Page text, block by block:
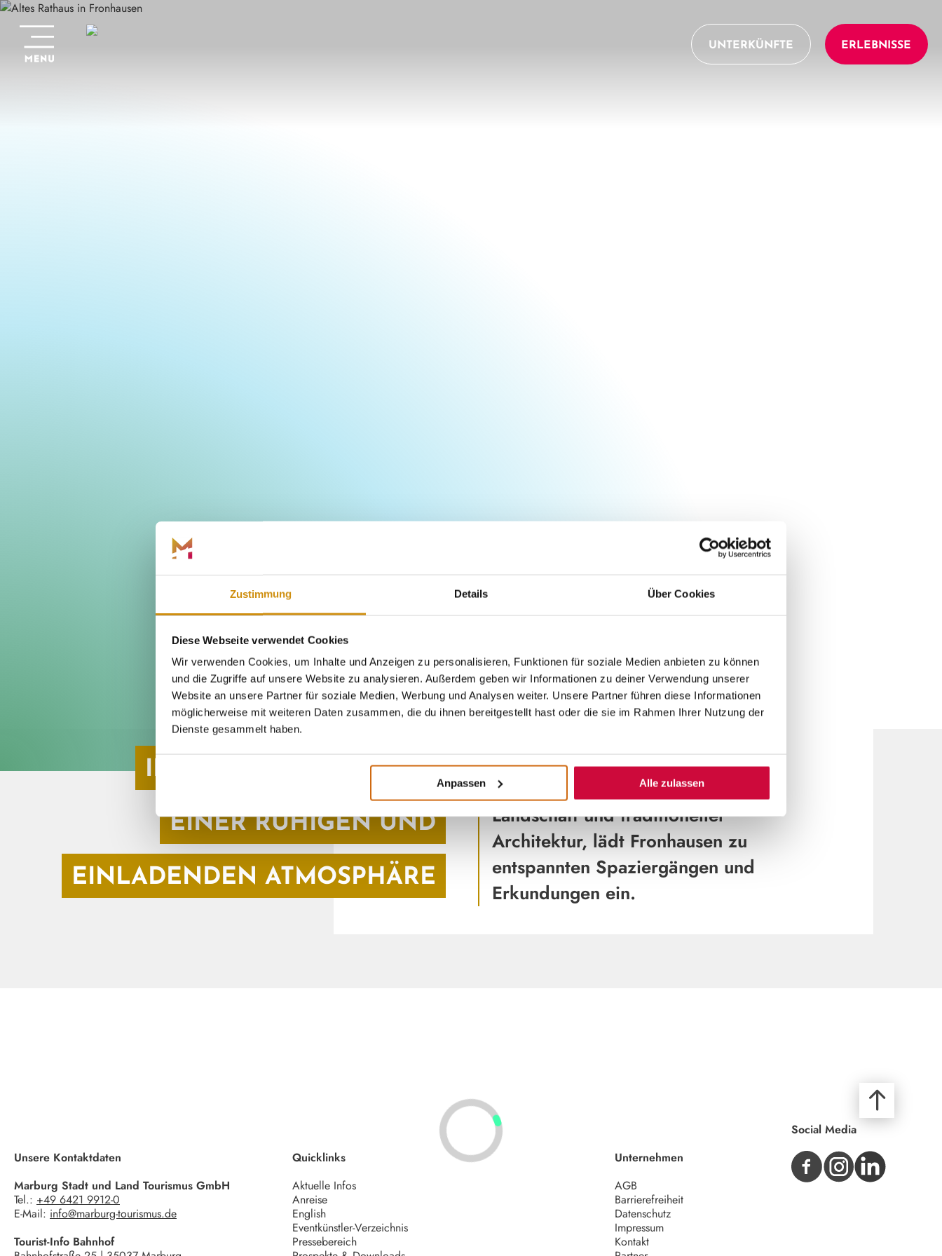
Zustimmung Details Über Cookies
Diese Webseite verwendet Cookies
Wir verwenden Cookies, um Inhalte und Anzeigen zu personalisieren, Funktionen für soziale Medien anbieten zu können
und die Zugriffe auf unsere Website zu analysieren. Außerdem geben wir Informationen zu deiner Verwendung unserer
Website an unsere Partner für soziale Medien, Werbung und Analysen weiter. Unsere Partner führen diese Informationen
möglicherweise mit weiteren Daten zusammen, die du ihnen bereitgestellt hast oder die sie im Rahmen Ihrer Nutzung der
Dienste gesammelt haben.
Anpassen Alle zulassen
UNTERKÜNFTE ERLEBNISSE
IDYLLISCHES DORF MIT
EINER RUHIGEN UND
EINLADENDEN ATMOSPHÄRE
SEHENSWERTES IN FRONHAUSEN
Geprägt von einer charmanten
Landschaft und traditioneller
Architektur, lädt Fronhausen zu
entspannten Spaziergängen und
Erkundungen ein.
Unsere Kontaktdaten
Marburg Stadt und Land Tourismus GmbH
Tel.: +49 6421 9912-0
E-Mail: info@marburg-tourismus.de
Tourist-Info Bahnhof
Quicklinks
Aktuelle Infos
Anreise
English
Eventkünstler-Verzeichnis
Pressebereich
Unternehmen
AGB
Barrierefreiheit
Datenschutz
Impressum
Kontakt
Social Media